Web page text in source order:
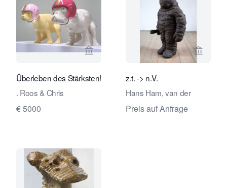
Verkaeuferseite von Travelling Art
Überleben des Stärksten!
. Roos & Chris
€ 5000
z.t. -> n.V.
Hans Ham, van der
Preis auf Anfrage